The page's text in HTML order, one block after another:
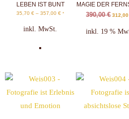
LEBEN IST BUNT
35,70€ –357,00€ *
inkl. MwSt.
MAGIE DER
390,00€
inkl. 19 %